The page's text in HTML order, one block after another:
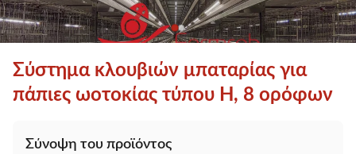
Σύστημα κλουβιών μπαταρίας για
πάπιες ωοτοκίας τύπου Η, 8 ορόφων
Σύνοψη του προϊόντος